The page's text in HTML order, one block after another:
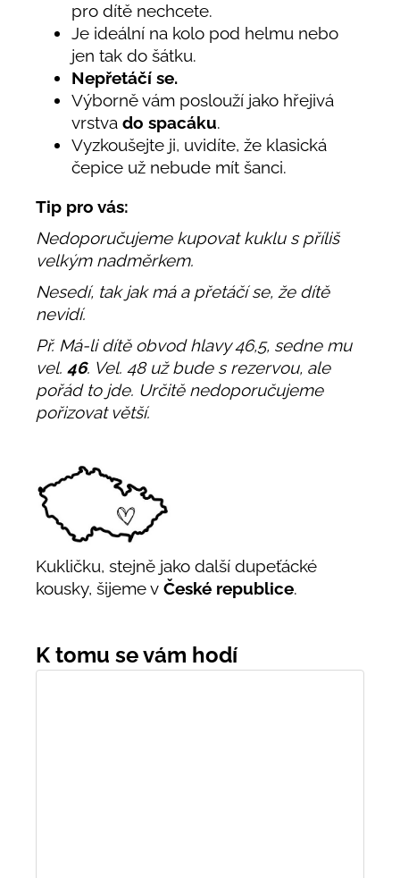
pro dítě nechcete.
Je ideální na kolo pod helmu nebo
jen tak do šátku.
Nepřetáčí se.
Výborně vám poslouží jako hřejivá
vrstva do spacáku.
Vyzkoušejte ji, uvidíte, že klasická
čepice už nebude mít šanci.
Tip pro vás:
Nedoporučujeme kupovat kuklu s příliš
velkým nadměrkem.
Nesedí, tak jak má a přetáčí se, že dítě
nevidí.
Př. Má-li dítě obvod hlavy 46,5, sedne mu
vel. 46. Vel. 48 už bude s rezervou, ale
pořád to jde. Určitě nedoporučujeme
pořizovat větší.
Kukličku, stejně jako další dupeťácké
kousky, šijeme v České republice.